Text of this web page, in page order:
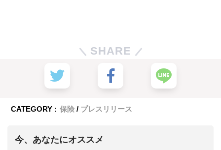
SHARE
CATEGORY : 保険 プレスリリース
今、あなたにオススメ